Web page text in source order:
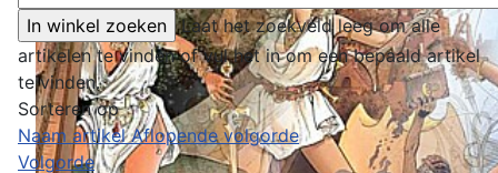
Laat het zoekveld leeg om alle
artikelen te vinden of vul het in om een bepaald artikel
te vinden.
Sorteren op
Naam artikel Aflopende volgorde
Volgorde